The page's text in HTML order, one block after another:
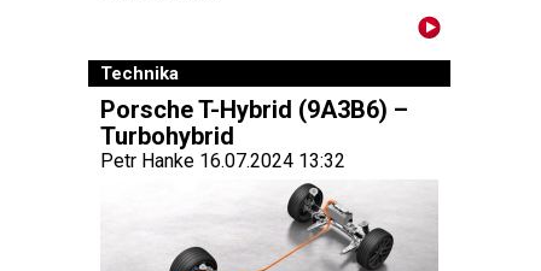
Technika
Porsche T-Hybrid (9A3B6) –
Turbohybrid
Petr Hanke 16.07.2024 13:32